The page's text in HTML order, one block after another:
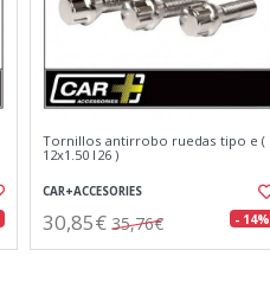
Tornillos antirrobo ruedas tipo e (
12x1.50 l26 )
CAR+ACCESORIES
30,85€ 35,76€ - 14%